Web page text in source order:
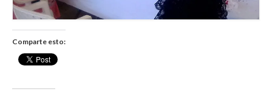
Comparte esto: